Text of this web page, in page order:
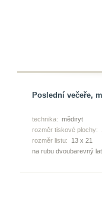
Poslední večeře,
technika: mědiryt
rozměr tiskové plochy:
rozměr listu:
13 x 21
na rubu dvoubarevný